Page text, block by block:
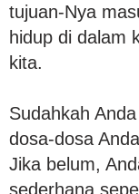
tujuan-Nya
hidup di dalam
kita.
Sudahkah
dosa-dosa
Jika belum,
sederhana